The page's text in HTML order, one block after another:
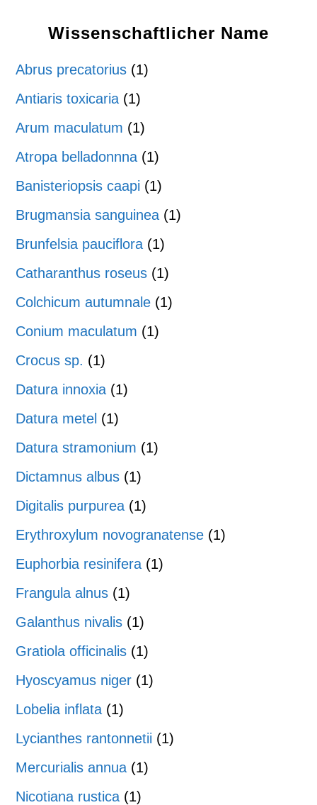
Wissenschaftlicher Name
Abrus precatorius (1)
Antiaris toxicaria (1)
Arum maculatum (1)
Atropa belladonnna (1)
Banisteriopsis caapi (1)
Brugmansia sanguinea (1)
Brunfelsia pauciflora (1)
Catharanthus roseus (1)
Colchicum autumnale (1)
Conium maculatum (1)
Crocus sp. (1)
Datura innoxia (1)
Datura metel (1)
Datura stramonium (1)
Dictamnus albus (1)
Digitalis purpurea (1)
Erythroxylum novogranatense (1)
Euphorbia resinifera (1)
Frangula alnus (1)
Galanthus nivalis (1)
Gratiola officinalis (1)
Hyoscyamus niger (1)
Lobelia inflata (1)
Lycianthes rantonnetii (1)
Mercurialis annua (1)
Nicotiana rustica (1)